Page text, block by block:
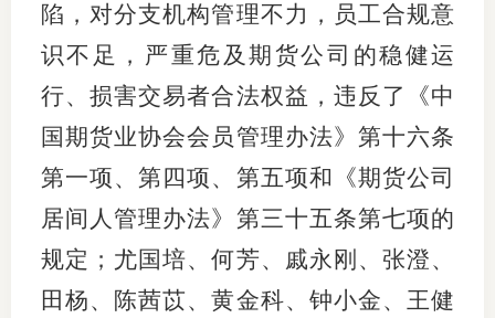
陷，对分支机构管理不力，员工合规意
识不足，严重危及期货公司的稳健运
行、损害交易者合法权益， 违反了《中
国期货业协会会员管理办法》第十六条
第一项、第四项、第五项和
《期货公司
居间人管理办法》第三十五条第七项的
规定 ； 尤国培、何芳、戚永刚、张澄、
田杨、陈茜苡、黄金科、钟小金、王健